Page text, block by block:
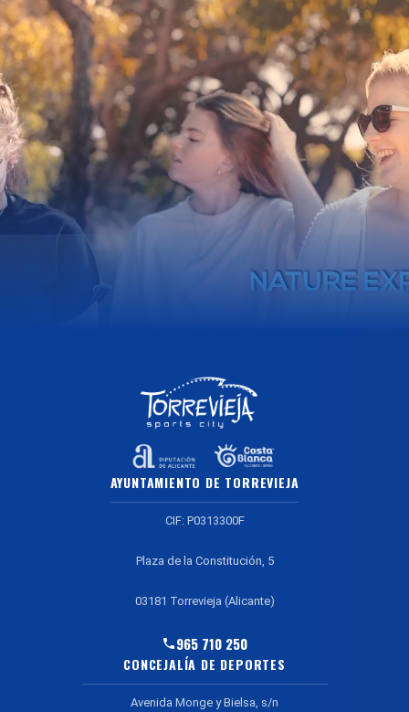
AYUNTAMIENTO DE TORREVIEJA
CIF: P0313300F
Plaza de la Constitución, 5
03181 Torrevieja (Alicante)
965 710 250
CONCEJALÍA DE DEPORTES
Avenida Monge y Bielsa, s/n